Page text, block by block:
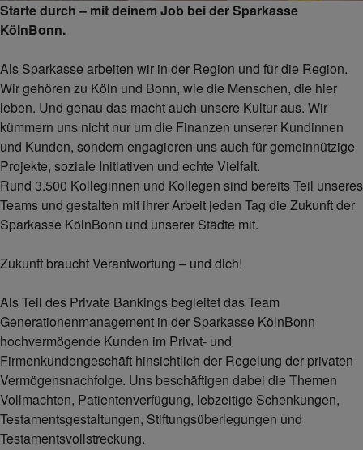
Starte durch – mit deinem Job bei der Sparkasse
KölnBonn.
Als Sparkasse arbeiten wir in der Region und für die Region.
Wir gehören zu Köln und Bonn, wie die Menschen, die hier
leben. Und genau das macht auch unsere Kultur aus. Wir
kümmern uns nicht nur um die Finanzen unserer Kundinnen
und Kunden, sondern engagieren uns auch für gemeinnützige
Projekte, soziale Initiativen und echte Vielfalt.
Rund 3.500 Kolleginnen und Kollegen sind bereits Teil unseres
Teams und gestalten mit ihrer Arbeit jeden Tag die Zukunft der
Sparkasse KölnBonn und unserer Städte mit.
Zukunft braucht Verantwortung – und dich!
Als Teil des Private Bankings begleitet das Team
Generationenmanagement in der Sparkasse KölnBonn
hochvermögende Kunden im Privat- und
Firmenkundengeschäft hinsichtlich der Regelung der privaten
Vermögensnachfolge. Uns beschäftigen dabei die Themen
Vollmachten, Patientenverfügung, lebzeitige Schenkungen,
Testamentsgestaltungen, Stiftungsüberlegungen und
Testamentsvollstreckung.